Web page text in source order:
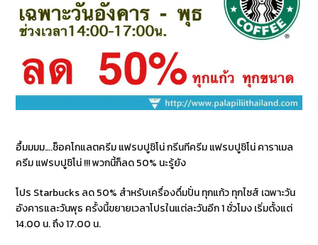
อื้มมมม….ช็อคโกแลตครีม แฟรบปูชิโน่ กรีนทีครีม แฟรบปูชิโน่ คาราเมล
ครีม แฟรบปูชิโน่ !!! พวกนี้ก็ลด 50% นะรู้ยัง
โปร Starbucks ลด 50% สำหรับเครื่องดื่มปั่น ทุกแก้ว ทุกไซส์ เฉพาะวัน
อังคารและวันพุธ ครั้งนี้ขยายเวลาโปรในแต่ละวันอีก 1 ชั่วโมง เริ่มตั้งแต่
14.00 น. ถึง 17.00 น.